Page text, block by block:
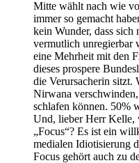
Mitte wählt nach wie
immer so gemacht
kein Wunder, dass
vermutlich unregierbar
eine Mehrheit mit den
dieses prospere
die Verursacherin sitzt.
Nirwana
schlafen können. 50%
Und, lieber Herr Kelle,
„Focus“? Es ist ein
medialen Idiotisierung
Focus gehört auch zu